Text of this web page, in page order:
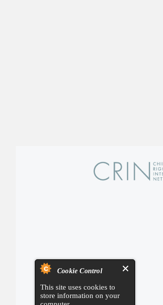
Cookie Control
This site uses cookies to
store information on your